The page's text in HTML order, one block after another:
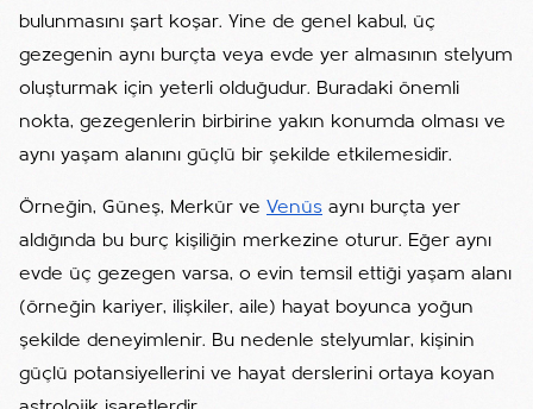
bulunmasını şart koşar. Yine de genel kabul, üç
gezegenin aynı burçta veya evde yer almasının stelyum
oluşturmak için yeterli olduğudur. Buradaki önemli
nokta, gezegenlerin birbirine yakın konumda olması ve
aynı yaşam alanını güçlü bir şekilde etkilemesidir.
Örneğin, Güneş, Merkür ve Venüs aynı burçta yer
aldığında bu burç kişiliğin merkezine oturur. Eğer aynı
evde üç gezegen varsa, o evin temsil ettiği yaşam alanı
(örneğin kariyer, ilişkiler, aile) hayat boyunca yoğun
şekilde deneyimlenir. Bu nedenle stelyumlar, kişinin
güçlü potansiyellerini ve hayat derslerini ortaya koyan